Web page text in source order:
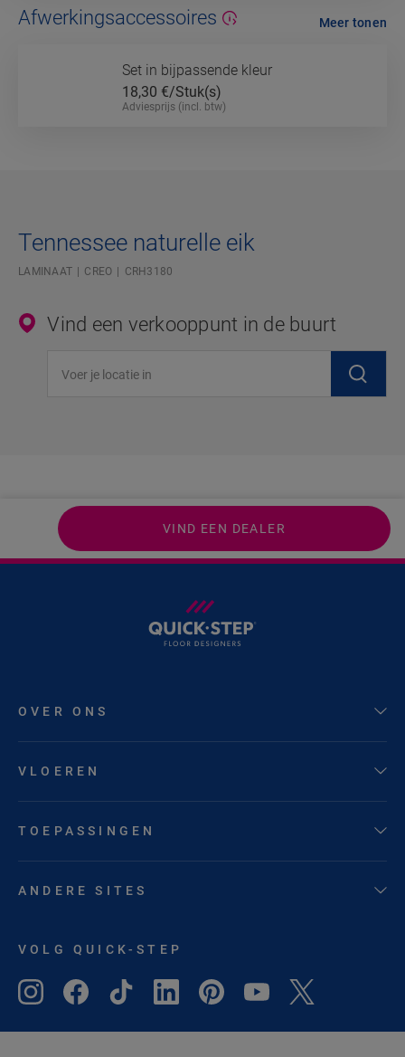
Afwerkingsaccessoires
Set in bijpassende kleur
18,30 €/Stuk(s)
Adviesprijs (incl. btw)
Meer tonen
Tennessee naturelle eik
LAMINAAT CREO CRH3180
Vind een verkooppunt in de buurt
VIND EEN DEALER
OVER ONS
VLOEREN
TOEPASSINGEN
ANDERE SITES
VOLG QUICK-STEP